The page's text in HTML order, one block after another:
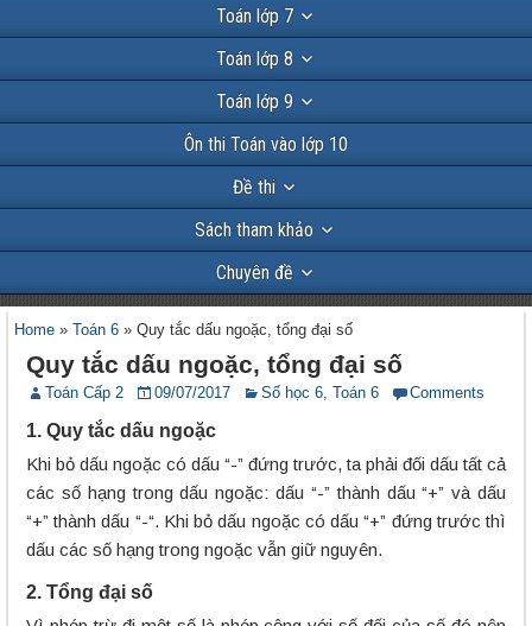
Toán lớp 7
Toán lớp 8
Toán lớp 9
Ôn thi Toán vào lớp 10
Đề thi
Sách tham khảo
Chuyên đề
Home » Toán 6 » Quy tắc dấu ngoặc, tổng đại số
Quy tắc dấu ngoặc, tổng đại số
Toán Cấp 2 09/07/2017 Số học 6, Toán 6 Comments
1. Quy tắc dấu ngoặc
Khi bỏ dấu ngoặc có dấu “-” đứng trước, ta phải đối dấu tất cả
các số hạng trong dấu ngoặc: dấu “-” thành dấu “+” và dấu
“+” thành dấu “-“. Khi bỏ dấu ngoặc có dấu “+” đứng trước thì
dấu các số hạng trong ngoặc vẫn giữ nguyên.
2. Tổng đại số